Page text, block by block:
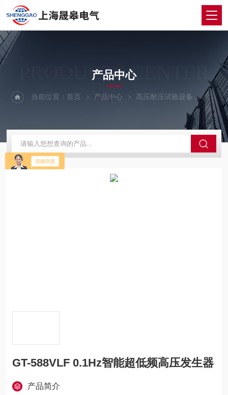
PRODUCTS CENTER
产品中心
当前位置：首页 产品中心 高压耐压试验设备 超低
GT-588VLF 0.1Hz智能超低频高压发生器
产品简介